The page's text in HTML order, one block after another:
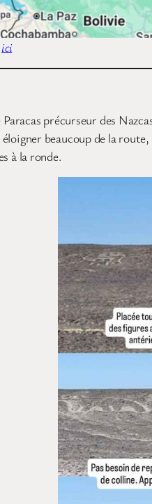
ici
précurseur des
beaucoup de la
à la ronde.